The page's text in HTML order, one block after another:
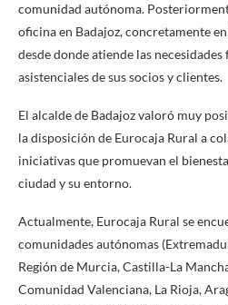
comunidad autónoma.
oficina en Badajoz, concretamente
desde donde atiende las
asistenciales de sus socios y clientes.
El alcalde de Badajoz valoró muy
la disposición de Eurocaja Rural a
iniciativas que promuevan el
ciudad y su entorno.
Actualmente, Eurocaja Rural se
comunidades autónomas
Región de Murcia, Castilla-La
Comunidad Valenciana, La Rioja,